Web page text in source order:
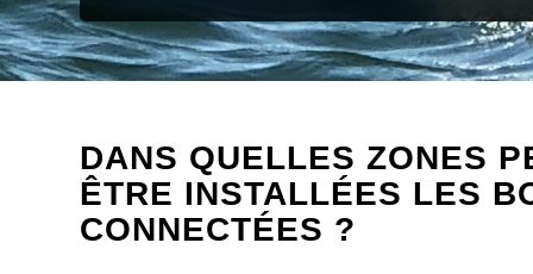
DANS QUELLES ZONES
ÊTRE INSTALLÉES LES
CONNECTÉES ?